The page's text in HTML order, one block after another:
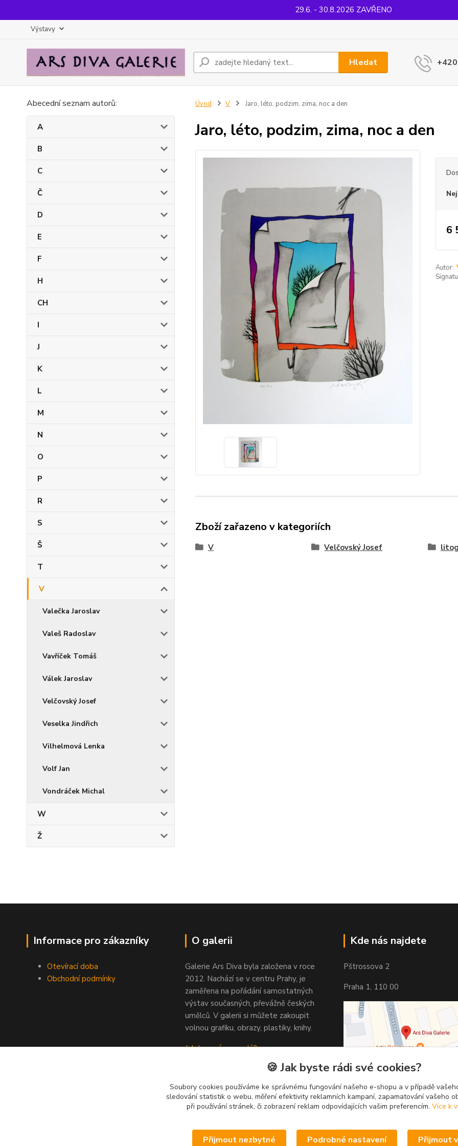
29.6. - 30.8.2026 ZAVŘENO
Výstavy
Hledat
Abecední seznam autorů:
A
B
C
Č
D
E
F
H
CH
I
J
K
L
M
N
O
P
R
S
Š
T
V
Valečka Jaroslav
Valeš Radoslav
Vavříček Tomáš
Válek Jaroslav
Velčovský Josef
Veselka Jindřich
Vilhelmová Lenka
Volf Jan
Vondráček Michal
W
Ž
Úvod V Jaro, léto, podzim, zima, noc a den
Jaro, léto, podzim, zima, noc a den
6
Autor:
Zboží zařazeno v kategoriích
V Velčovský Josef
Informace pro zákazníky
Otevírací doba
Obchodní podmínky
O galerii
Galerie Ars Diva byla založena v roce
2012. Nachází se v centru Prahy, je
zaměřena na pořádání samostatných
výstav současných, převážně českých
umělců. V galerii si můžete zakoupit
volnou grafiku, obrazy, plastiky, knihy.
Jak to u nás vypadá?
Kde nás najdete
Pštrossova 2
Praha 1, 110 00
🍪 Jak byste rádi své cookies?
Soubory cookies používáme ke správnému fungování našeho e-shopu a v případě
sledování statistik o webu, měření efektivity reklamních kampaní, zapamatování vašeho
při používání stránek, či zobrazení reklam odpovídajících vašim preferencím. Více k
Přijmout nezbytné Podrobné nastavení Přijmout